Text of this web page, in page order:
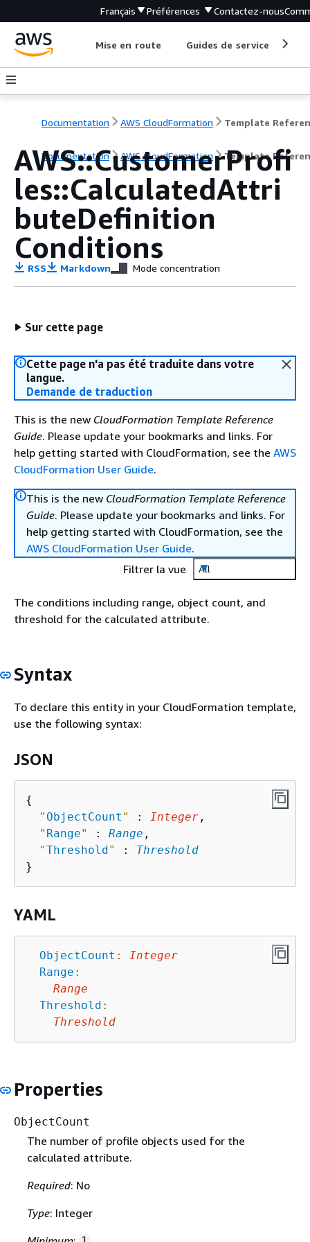
Français Préférences Contactez-nous
Mise en route Guides de service
Documentation AWS CloudFormation Template
Documentation AWS CloudFormation Template
AWS::CustomerProfi
les::CalculatedAttri
buteDefinition
Conditions
RSS Markdown Mode concentration
Sur cette page
Cette page n'a pas été traduite dans votre
langue.
Demande de traduction
This is the new CloudFormation Template Reference
Guide. Please update your bookmarks and links. For
help getting started with CloudFormation, see the AWS
CloudFormation User Guide.
This is the new CloudFormation Template Reference
Guide. Please update your bookmarks and links. For
help getting started with CloudFormation, see the
AWS CloudFormation User Guide.
Filtrer la vue
All
The conditions including range, object count, and
threshold for the calculated attribute.
Syntax
To declare this entity in your CloudFormation template,
use the following syntax:
JSON
{
" ObjectCount " : Integer ,
" Range" : Range ,
"Threshold" : Threshold
YAML
ObjectCount :
Integer
Range :
Range
Threshold :
Threshold
Properties
ObjectCount
The number of profile objects used for the
calculated attribute.
Required: No
Type: Integer